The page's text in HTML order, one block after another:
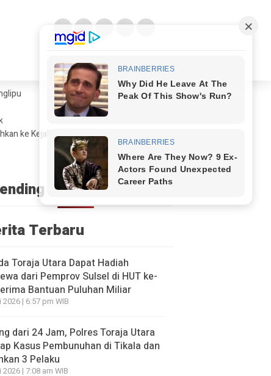
ke Kejaksaan
Terbaru
Toraja Utara Dapat Hadiah
dari Pemprov Sulsel di HUT ke-
Bantuan Puluhan Miliar
| 6:57 pm WIB
dari 24 Jam, Polres Toraja Utara
Kasus Pembunuhan di Tikala dan
3 Pelaku
| 7:08 am WIB